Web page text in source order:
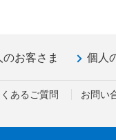
のお客さま 個人
あるご質問 お問い